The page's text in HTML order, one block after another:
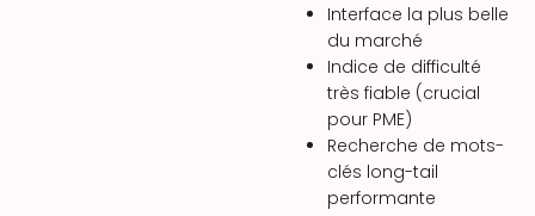
Interface la plus belle
du marché
Indice de difficulté
très fiable (crucial
pour PME)
Recherche de mots-
clés long-tail
performante